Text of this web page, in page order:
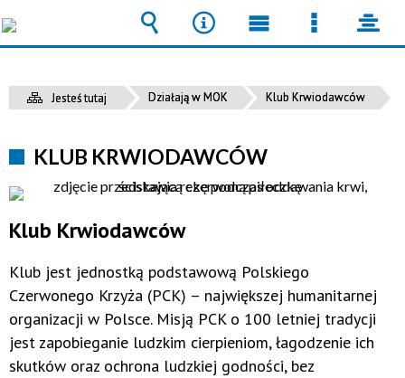
Jesteś tutaj Działają w MOK Klub Krwiodawców
KLUB KRWIODAWCÓW
Klub Krwiodawców
Klub jest jednostką podstawową Polskiego
Czerwonego Krzyża (PCK) – największej humanitarnej
organizacji w Polsce. Misją PCK o 100 letniej tradycji
jest zapobieganie ludzkim cierpieniom, łagodzenie ich
skutków oraz ochrona ludzkiej godności, bez
Wyszukiwarka
Narzędzia
MenuMenu